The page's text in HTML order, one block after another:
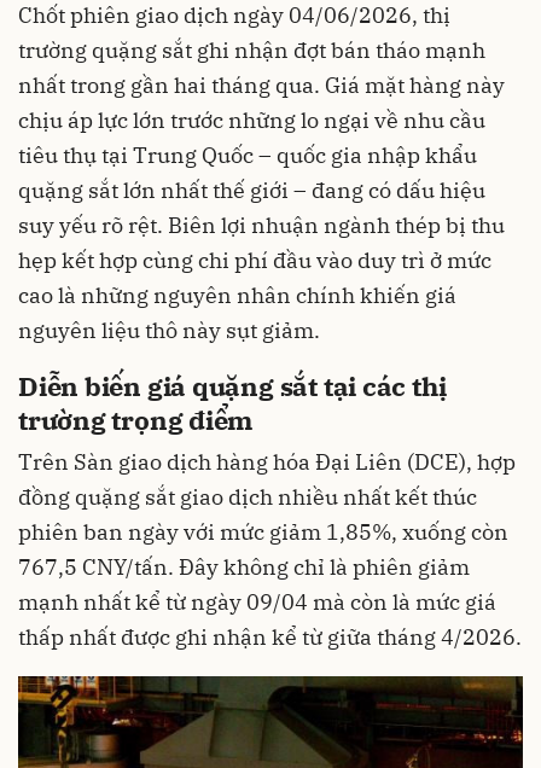
Chốt phiên giao dịch ngày 04/06/2026, thị
trường quặng sắt ghi nhận đợt bán tháo mạnh
nhất trong gần hai tháng qua. Giá mặt hàng này
chịu áp lực lớn trước những lo ngại về nhu cầu
tiêu thụ tại Trung Quốc – quốc gia nhập khẩu
quặng sắt lớn nhất thế giới – đang có dấu hiệu
suy yếu rõ rệt. Biên lợi nhuận ngành thép bị thu
hẹp kết hợp cùng chi phí đầu vào duy trì ở mức
cao là những nguyên nhân chính khiến giá
nguyên liệu thô này sụt giảm.
Diễn biến giá quặng sắt tại các thị
trường trọng điểm
Trên Sàn giao dịch hàng hóa Đại Liên (DCE), hợp
đồng quặng sắt giao dịch nhiều nhất kết thúc
phiên ban ngày với mức giảm 1,85%, xuống còn
767,5 CNY/tấn. Đây không chỉ là phiên giảm
mạnh nhất kể từ ngày 09/04 mà còn là mức giá
thấp nhất được ghi nhận kể từ giữa tháng 4/2026.